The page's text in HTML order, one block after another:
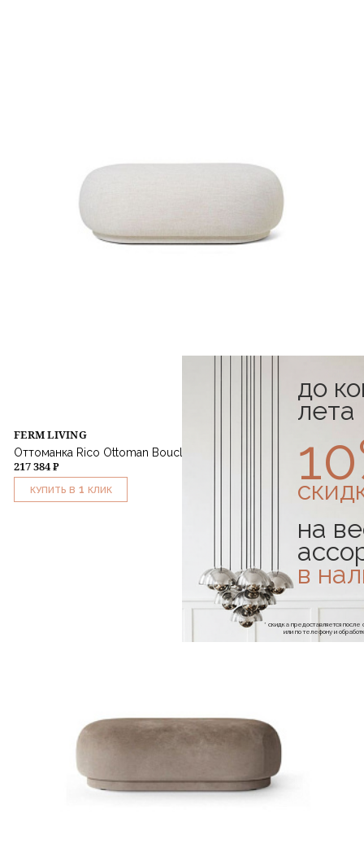
FERM LIVING
Оттоманка Rico Ottoman Boucle Off-White
217 384 ₽
КУПИТЬ В 1 КЛИК
до
лета
на
в
* скидка предоставляется
или по телефону и